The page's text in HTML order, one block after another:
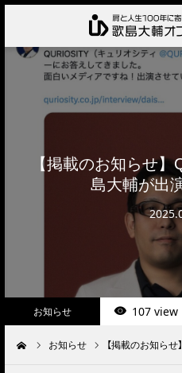
【掲載のお知らせ
島大輔が出
お知らせ 107 view
お知らせ 【掲載のお知ら
HOME
プロフィール
サービス
肩の診察・相談の流れ
BLOG
お問い合わせ